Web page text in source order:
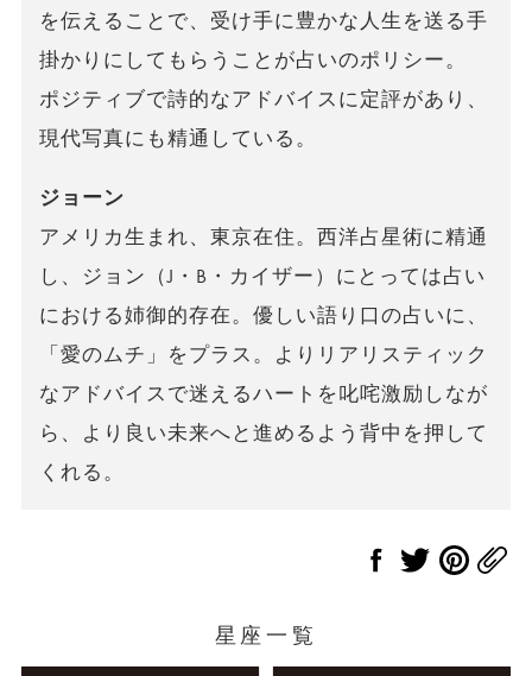
を伝えることで、受け手に豊かな人生を送る手
掛かりにしてもらうことが占いのポリシー。
ポジティブで詩的なアドバイスに定評があり、
現代写真にも精通している。
ジョーン
アメリカ生まれ、東京在住。西洋占星術に精通
し、ジョン（J・B・カイザー）にとっては占い
における姉御的存在。優しい語り口の占いに、
「愛のムチ」をプラス。よりリアリスティック
なアドバイスで迷えるハートを叱咤激励しなが
ら、より良い未来へと進めるよう背中を押して
くれる。
星座一覧